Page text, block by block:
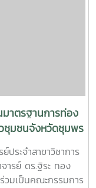
ารดำเนินการที่เป็น
าตรฐานการท่อง
ชุมชนจังหวัดชุมพร
ประจำสาขาวิชาการ
ารย์ ดร.ฐิระ ทอง
วมเป็นคณะกรรมการ